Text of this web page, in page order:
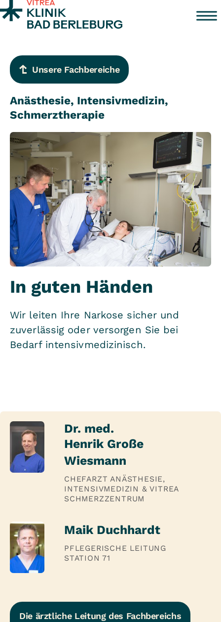
Zum Inhalt springen
Unsere Fachbereiche
Anästhesie, Intensivmedizin,
Schmerztherapie
In guten Händen
Wir leiten Ihre Narkose sicher und
zuverlässig oder versorgen Sie bei
Bedarf intensivmedizinisch.
Dr. med.
Henrik Große
Wiesmann
CHEFARZT ANÄSTHESIE,
INTENSIVMEDIZIN & VITREA
SCHMERZZENTRUM
Maik Duchhardt
PFLEGERISCHE LEITUNG
STATION 71
Die ärztliche Leitung des Fachbereichs